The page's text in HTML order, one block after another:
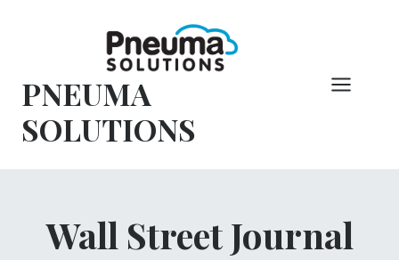
PNEUMA
SOLUTIONS
Wall Street Journal